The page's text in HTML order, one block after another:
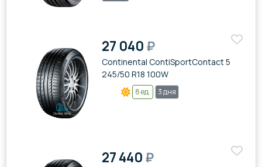
27 040₽
Continental ContiSportContact 5
245/50 R18 100W
8 ед. 3 дня
27 440₽